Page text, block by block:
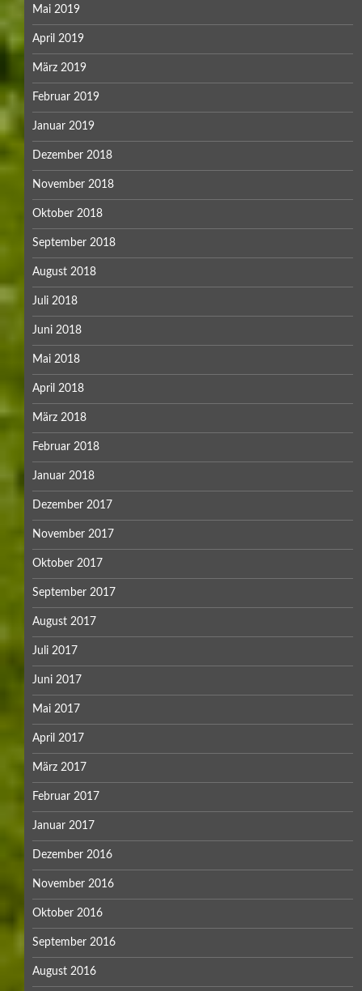
Mai 2019
April 2019
März 2019
Februar 2019
Januar 2019
Dezember 2018
November 2018
Oktober 2018
September 2018
August 2018
Juli 2018
Juni 2018
Mai 2018
April 2018
März 2018
Februar 2018
Januar 2018
Dezember 2017
November 2017
Oktober 2017
September 2017
August 2017
Juli 2017
Juni 2017
Mai 2017
April 2017
März 2017
Februar 2017
Januar 2017
Dezember 2016
November 2016
Oktober 2016
September 2016
August 2016